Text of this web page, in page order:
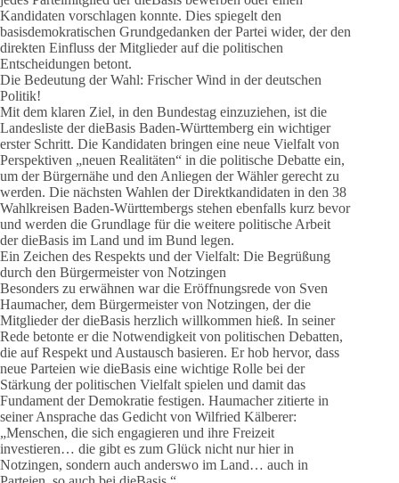
Kandidaten vorschlagen konnte. Dies spiegelt den
basisdemokratischen Grundgedanken der Partei wider, der den
direkten Einfluss der Mitglieder auf die politischen
Entscheidungen betont.
Die Bedeutung der Wahl: Frischer Wind in der deutschen
Politik!
Mit dem klaren Ziel, in den Bundestag einzuziehen, ist die
Landesliste der dieBasis Baden-Württemberg ein wichtiger
erster Schritt. Die Kandidaten bringen eine neue Vielfalt von
Perspektiven „neuen Realitäten“ in die politische Debatte ein,
um der Bürgernähe und den Anliegen der Wähler gerecht zu
werden. Die nächsten Wahlen der Direktkandidaten in den 38
Wahlkreisen Baden-Württembergs stehen ebenfalls kurz bevor
und werden die Grundlage für die weitere politische Arbeit
der dieBasis im Land und im Bund legen.
Ein Zeichen des Respekts und der Vielfalt: Die Begrüßung
durch den Bürgermeister von Notzingen
Besonders zu erwähnen war die Eröffnungsrede von Sven
Haumacher, dem Bürgermeister von Notzingen, der die
Mitglieder der dieBasis herzlich willkommen hieß. In seiner
Rede betonte er die Notwendigkeit von politischen Debatten,
die auf Respekt und Austausch basieren. Er hob hervor, dass
neue Parteien wie dieBasis eine wichtige Rolle bei der
Stärkung der politischen Vielfalt spielen und damit das
Fundament der Demokratie festigen. Haumacher zitierte in
seiner Ansprache das Gedicht von Wilfried Kälberer:
„Menschen, die sich engagieren und ihre Freizeit
investieren… die gibt es zum Glück nicht nur hier in
Notzingen, sondern auch anderswo im Land… auch in